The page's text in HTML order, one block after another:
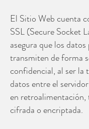
El Sitio Web cuenta
SSL (Secure Socket
asegura que los datos
transmiten de forma
confidencial, al ser la
datos entre el
en
cifrada o encriptada.